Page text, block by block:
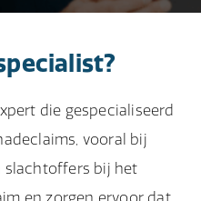
die gespecialiseerd
vooral bij
slachtoffers bij het
en zorgen ervoor dat